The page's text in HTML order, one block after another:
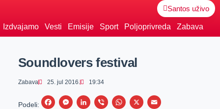
Santos uživo
Izdvajamo Vesti Emisije Sport Poljoprivreda Zabava
Soundlovers festival
Zabava 25. jul 2016. 19:34
Podeli:
F
M
L
V
W
X
E